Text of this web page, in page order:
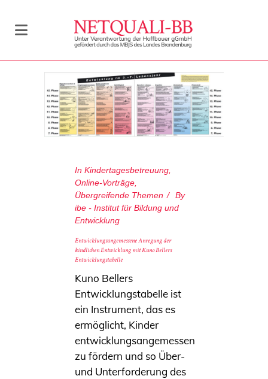
In Kindertagesbetreuung
Online-Vorträge
Übergreifende Themen
By
ibe - Institut für Bildung und
Entwicklung
Entwicklungsangemessene Anregung der
kindlichen Entwicklung mit Kuno Bellers
Entwicklungstabelle
Kuno Bellers
Entwicklungstabelle ist
ein Instrument, das es
ermöglicht, Kinder
entwicklungsangemessen
zu fördern und so Über-
und Unterforderung des